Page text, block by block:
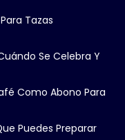
Tazas
Se Celebra Y
Como Abono Para
Puedes Preparar